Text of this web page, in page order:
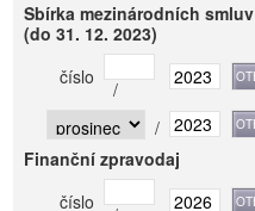
Sbírka mezinárodních smluv
(do 31. 12. 2023)
číslo
/
/
Finanční zpravodaj
číslo